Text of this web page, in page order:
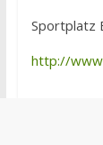
Sportplatz
http://